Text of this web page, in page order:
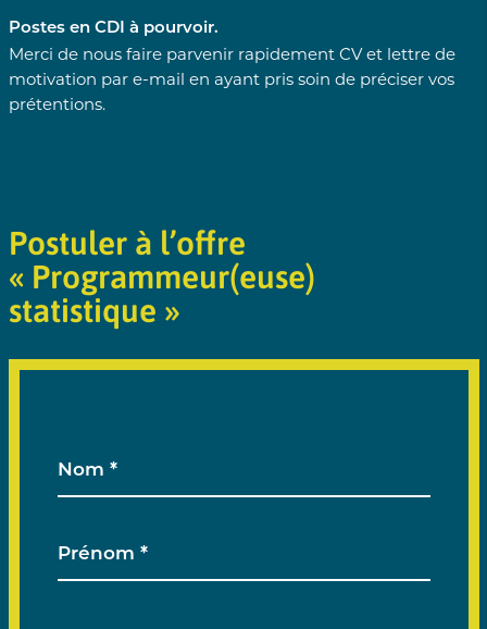
Postes en CDI à pourvoir.
Merci de nous faire parvenir rapidement CV et lettre de
motivation par e-mail en ayant pris soin de préciser vos
prétentions.
Postuler à l’offre
« Programmeur(euse)
statistique »